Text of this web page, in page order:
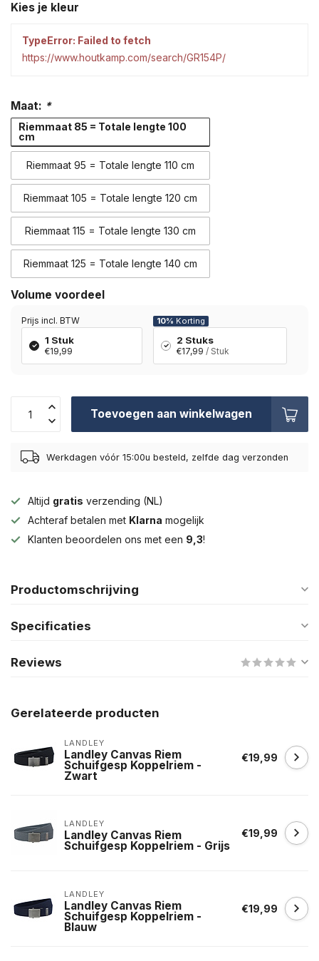
Kies je kleur
TypeError: Failed to fetch
https://www.houtkamp.com/search/GR154P/
Maat: *
Riemmaat 85 = Totale lengte 100
cm
Riemmaat 95 = Totale lengte 110 cm
Riemmaat 105 = Totale lengte 120 cm
Riemmaat 115 = Totale lengte 130 cm
Riemmaat 125 = Totale lengte 140 cm
Volume voordeel
Prijs incl. BTW
1 Stuk
€19,99
10% Korting
2 Stuks
€17,99 / Stuk
Toevoegen aan winkelwagen
Werkdagen vóór 15:00u besteld, zelfde dag verzonden
Altijd gratis verzending (NL)
Achteraf betalen met Klarna mogelijk
Klanten beoordelen ons met een 9,3!
Productomschrijving
Specificaties
Reviews
Gerelateerde producten
LANDLEY
Landley Canvas Riem
Schuifgesp Koppelriem -
Zwart
€19,99
LANDLEY
Landley Canvas Riem
Schuifgesp Koppelriem - Grijs
€19,99
LANDLEY
Landley Canvas Riem
Schuifgesp Koppelriem -
Blauw
€19,99